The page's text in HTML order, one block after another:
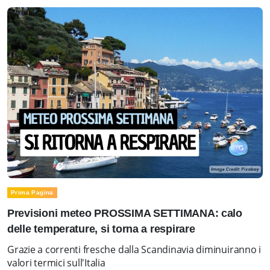
Prima Pagina
Previsioni meteo PROSSIMA SETTIMANA: calo
delle temperature, si torna a respirare
Grazie a correnti fresche dalla Scandinavia diminuiranno i
valori termici sull'Italia